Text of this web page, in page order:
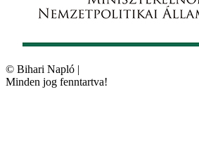
© Bihari Napló |
Minden jog fenntartva!